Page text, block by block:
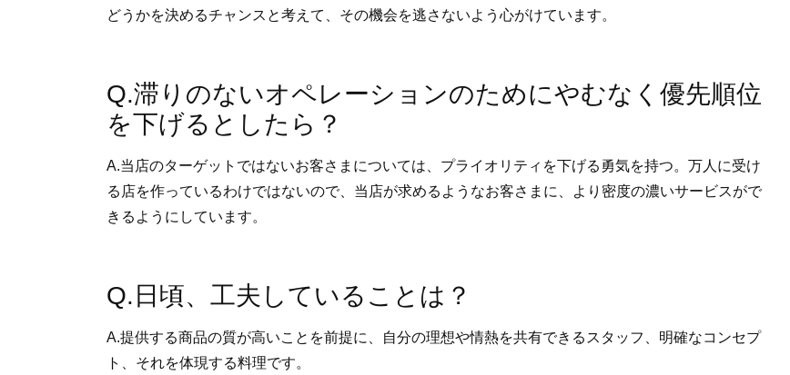
どうかを決めるチャンスと考えて、その機会を逃さないよう心がけています。
Q.滞りのないオペレーションのためにやむなく優先順位
を下げるとしたら？
A.当店のターゲットではないお客さまについては、プライオリティを下げる勇気を持つ。万人に受け
る店を作っているわけではないので、当店が求めるようなお客さまに、より密度の濃いサービスがで
きるようにしています。
Q.日頃、工夫していることは？
A.提供する商品の質が高いことを前提に、自分の理想や情熱を共有できるスタッフ、明確なコンセプ
ト、それを体現する料理です。